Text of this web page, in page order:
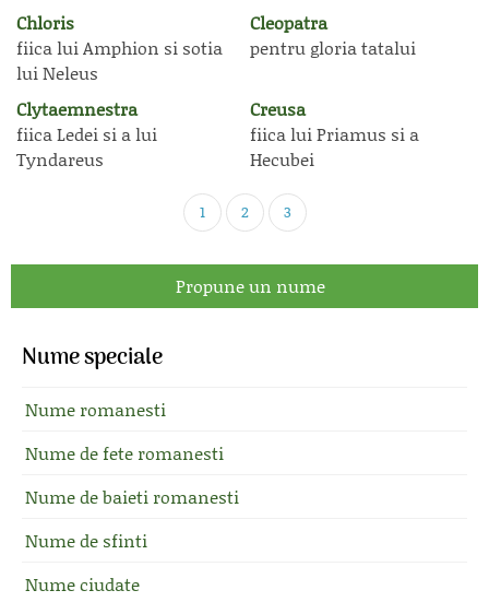
Chloris
fiica lui Amphion si sotia
lui Neleus
Cleopatra
pentru gloria tatalui
Clytaemnestra
fiica Ledei si a lui
Tyndareus
Creusa
fiica lui Priamus si a
Hecubei
1 2 3
Propune un nume
Nume speciale
Nume romanesti
Nume de fete romanesti
Nume de baieti romanesti
Nume de sfinti
Nume ciudate